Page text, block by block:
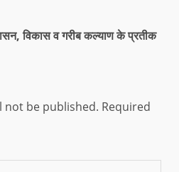
विकास व गरीब कल्याण के प्रतीक
not be published. Required